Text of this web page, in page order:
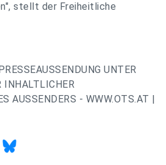
stellt der Freiheitliche
UNTER
INHALTLICHER
AUSSENDERS - WWW.OTS.AT |